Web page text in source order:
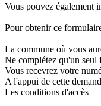
Vous pouvez également
Pour obtenir ce
La commune où vous
Ne complétez qu'un seul
Vous recevrez votre
A l'appui de cette
Les conditions d'accès